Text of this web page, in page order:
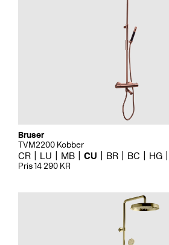
Bruser
TVM2200 Kobber
CR LU MB CU BR BC HG
Pris 14 290 KR